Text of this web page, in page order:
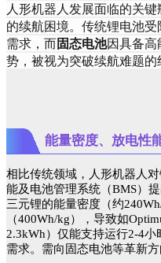
人形机器人发展面临的关键
的续航困境。传统锂电池受
需求，而固态电池因具备高
势，被视为突破续航难题的
能量密度、放电性
相比传统领域，人形机器人
能及电池管理系统（BMS）
三元锂的能量密度（约
（400Wh/kg），导致如
2.3kWh）仅能支持运行2-4
需求。需向固态电池等革新